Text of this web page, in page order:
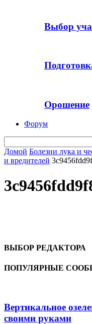
Выбор
Орошение
Форум
Домой Болезни лука и
и вредителей
ВЫБОР РЕДАКТОРА
ПОПУЛЯРНЫЕ
Вертикальное
своими руками